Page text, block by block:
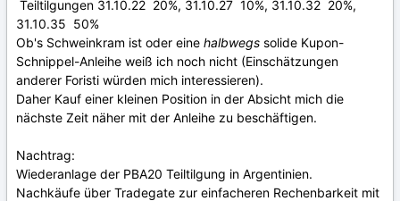
Teiltilgungen 31.10.22 20%, 31.10.27 10%, 31.10.32 20%,
31.10.35 50%
Ob's Schweinkram ist oder eine halbwegs solide Kupon-
Schnippel-Anleihe weiß ich noch nicht (Einschätzungen
anderer Foristi würden mich interessieren).
Daher Kauf einer kleinen Position in der Absicht mich die
nächste Zeit näher mit der Anleihe zu beschäftigen.
Nachtrag:
Wiederanlage der PBA20 Teiltilgung in Argentinien.
Nachkäufe über Tradegate zur einfacheren Rechenbarkeit mit